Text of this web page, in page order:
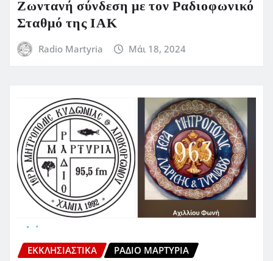
Ζωντανή σύνδεση με τον Ραδιοφωνικό
Σταθμό της ΙΑΚ
Radio Martyria Μάι 18, 2024
ΕΚΚΛΗΣΙΑΣΤΙΚΆ ΡΆΔΙΟ ΜΑΡΤΥΡΊΑ